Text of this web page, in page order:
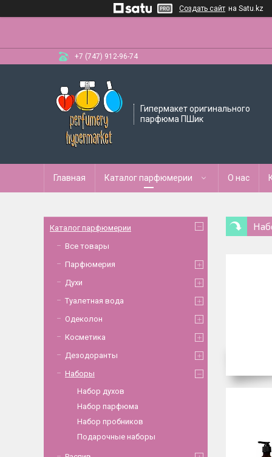
Создать сайт на Satu.kz
+7 (747) 912-96-74
Гипермакет оригинального
парфюма ПШик
Главная Каталог парфюмерии О нас
Каталог парфюмерии
Все товары
Парфюмерия
Духи
Туалетная вода
Одеколон
Косметика
Дезодоранты
Наборы
Набор духов
Набор парфюма
Набор пробников
Подарочные наборы